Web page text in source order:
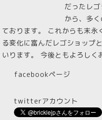
だったレ
から、多
ております。 これからも末永
る変化に富んだレゴショップ
いります。 今後ともよろしく
facebookページ
twitterアカウント